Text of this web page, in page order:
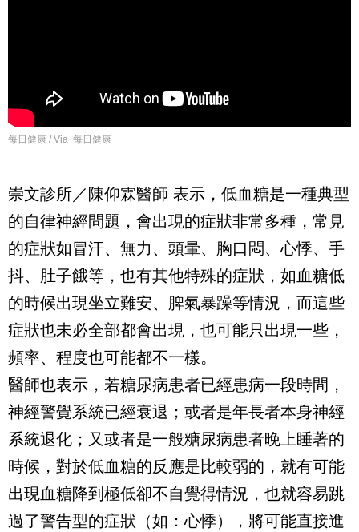
每日健康 / Via 每日健康
崇文診所／陳仰霖醫師 表示，低血糖是一種典型
的自律神經問題，會出現的症狀非常多種，常見
的症狀如冒汗、無力、頭暈、胸口悶、心悸、手
抖、肚子餓等，也有其他特殊的症狀，如血糖低
的時候出現坐立難安、脾氣暴躁等情況，而這些
症狀也未必全部都會出現，也可能只出現一些，
頻率、程度也可能都不一樣。
醫師也表示，若糖尿病患者已經患病一段時間，
神經警覺系統已經衰退；或者是年長者本身神經
系統退化；又或者是一般糖尿病患者晚上睡著的
時候，對於低血糖的反應是比較弱的，就有可能
出現血糖降到極低卻不自覺得情況，也就容易跳
過了警告型的症狀（如：心悸），將可能直接進